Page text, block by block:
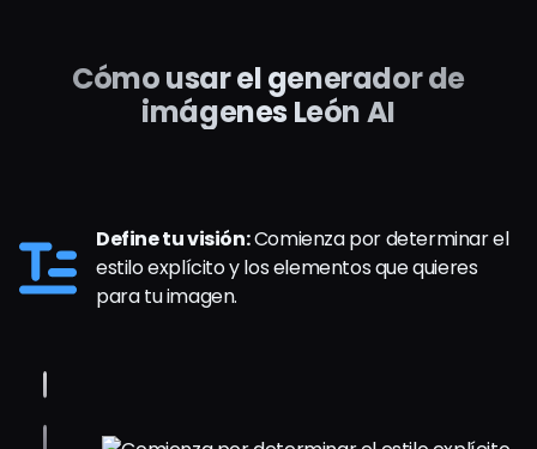
Cómo usar el generador de
imágenes León AI
Define tu visión:Comienza por determinar el
estilo explícito y los elementos que quieres
para tu imagen.